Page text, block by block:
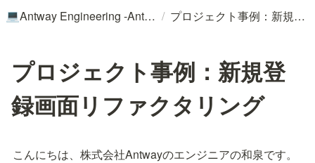
💻 Antway Engineering -Antwayのエンジニア技術・文化・チーム等を伝えるRecruitサイト- / プロジェクト事例：新規登録画面リファクタリング
プロジェクト事例：新規登
録画面リファクタリング
こんにちは、株式会社Antwayのエンジニアの和泉です。